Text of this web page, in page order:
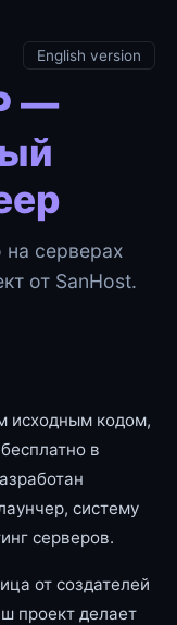
English version
—
на серверах
от SanHost.
исходным кодом,
в
систему
серверов.
от создателей
проект делает